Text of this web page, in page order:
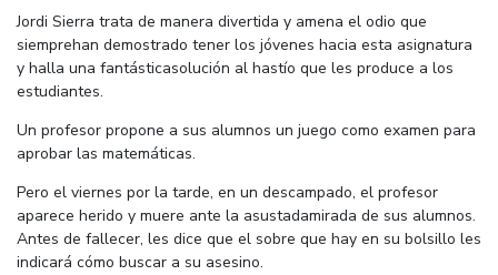
Jordi Sierra trata de manera divertida y amena el odio que
siemprehan demostrado tener los jóvenes hacia esta asignatura
y halla una fantásticasolución al hastío que les produce a los
estudiantes.
Un profesor propone a sus alumnos un juego como examen para
aprobar las matemáticas.
Pero el viernes por la tarde, en un descampado, el profesor
aparece herido y muere ante la asustadamirada de sus alumnos.
Antes de fallecer, les dice que el sobre que hay en su bolsillo les
indicará cómo buscar a su asesino.